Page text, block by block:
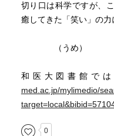
切り口は科学ですが、
癒してきた「笑い」の
（うめ）
和医大図書館で
med.ac.jp/mylimedio/
0